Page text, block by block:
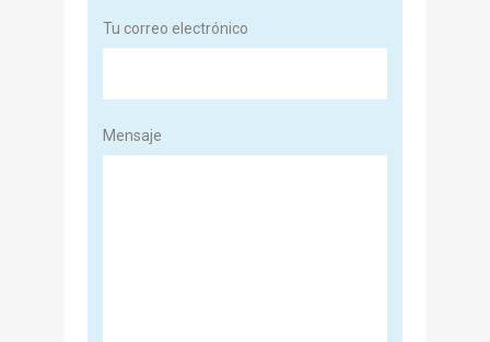
Tu correo electrónico
Mensaje